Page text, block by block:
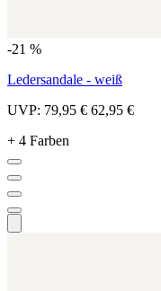
-21 %
Ledersandale - weiß
UVP: 79,95 € 62,95 €
+ 4 Farben